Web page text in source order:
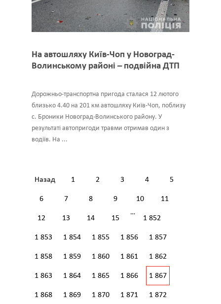
На автошляху Київ-Чоп у Новоград-
Волинському районі – подвійна ДТП
Дорожньо-транспортна пригода сталася 12 лютого
близько 4.40 на 201 км автошляху Київ-Чоп, поблизу
с. Броники Новоград-Волинського району. У
результаті автопригоди травми отримав один з
водіїв. На ...
Назад 1 2 3 4 5
6 7 8 9 10 11
12 13 14 15
…
1 852
1 853 1 854 1 855 1 856 1 857
1 858 1 859 1 860 1 861 1 862
1 863 1 864 1 865 1 866 1 867
1 868 1 869 1 870 1 871 1 872